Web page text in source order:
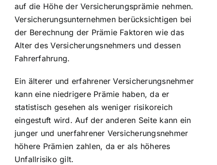
auf die Höhe der Versicherungsprämie nehmen.
Versicherungsunternehmen berücksichtigen bei
der Berechnung der Prämie Faktoren wie das
Alter des Versicherungsnehmers und dessen
Fahrerfahrung.
Ein älterer und erfahrener Versicherungsnehmer
kann eine niedrigere Prämie haben, da er
statistisch gesehen als weniger risikoreich
eingestuft wird. Auf der anderen Seite kann ein
junger und unerfahrener Versicherungsnehmer
höhere Prämien zahlen, da er als höheres
Unfallrisiko gilt.